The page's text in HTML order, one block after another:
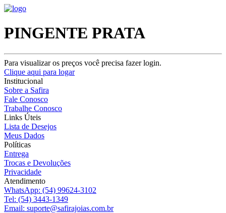
PINGENTE PRATA
Para visualizar os preços você precisa fazer login.
Clique aqui para logar
Institucional
Sobre a Safira
Fale Conosco
Trabalhe Conosco
Links Úteis
Lista de Desejos
Meus Dados
Políticas
Entrega
Trocas e Devoluções
Privacidade
Atendimento
WhatsApp: (54) 99624-3102
Tel: (54) 3443-1349
Email: suporte@safirajoias.com.br